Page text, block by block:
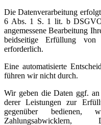
Die Datenverarbeitung
6 Abs. 1 S. 1 lit. b
angemessene Bearbeitung
beidseitige Erfüllung von
erforderlich.
Eine automatisierte
führen wir nicht durch.
Wir geben die Daten ggf.
derer Leistungen zur
gegenüber bedienen,
Zahlungsabwicklern,